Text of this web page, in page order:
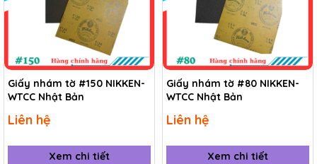
Giấy nhám tờ #150 NIKKEN-
WTCC Nhật Bản
Liên hệ
Xem chi tiết
Giấy nhám tờ #80 NIKKEN-
WTCC Nhật Bản
Liên hệ
Xem chi tiết